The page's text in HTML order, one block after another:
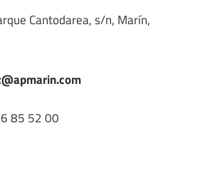
Cantodarea, s/n, Marín,
85 52 00